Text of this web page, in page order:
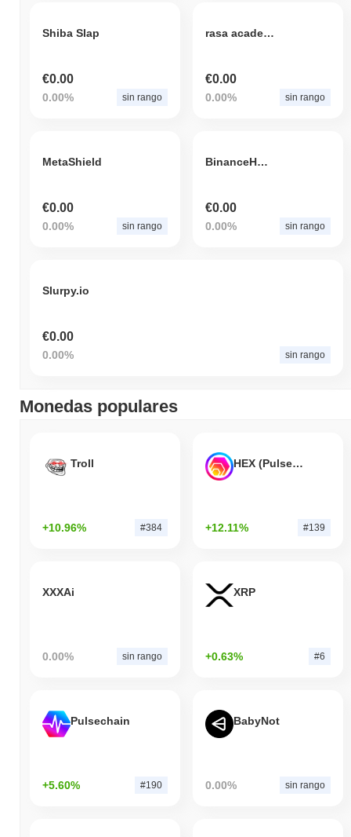
Shiba Slap
€0.00
0.00% sin rango
rasa academy
€0.00
0.00% sin rango
MetaShield
€0.00
0.00% sin rango
BinanceHODL
€0.00
0.00% sin rango
Slurpy.io
€0.00
0.00% sin rango
Monedas populares
Troll
+10.96% #384
HEX (Pulsechain)
+12.11% #139
XXXAi
0.00% sin rango
XRP
+0.63% #6
Pulsechain
+5.60% #190
BabyNot
0.00% sin rango